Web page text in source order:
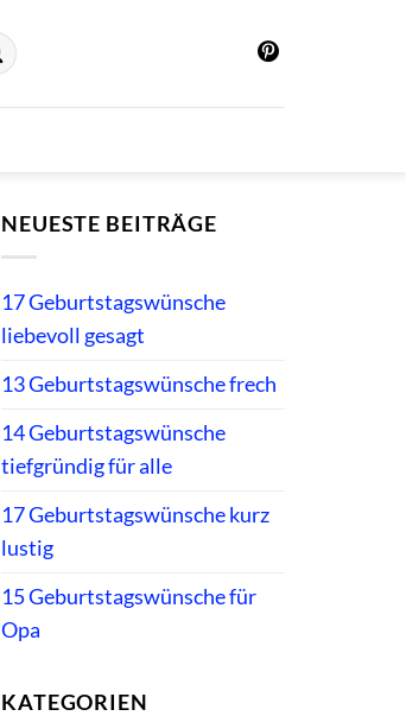
NEUESTE BEITRÄGE
17 Geburtstagswünsche
liebevoll gesagt
13 Geburtstagswünsche frech
14 Geburtstagswünsche
tiefgründig für alle
17 Geburtstagswünsche kurz
lustig
15 Geburtstagswünsche für
Opa
KATEGORIEN